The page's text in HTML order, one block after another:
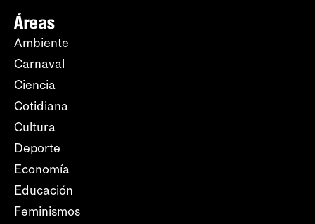
Áreas
Ambiente
Carnaval
Ciencia
Cotidiana
Cultura
Deporte
Economía
Educación
Feminismos